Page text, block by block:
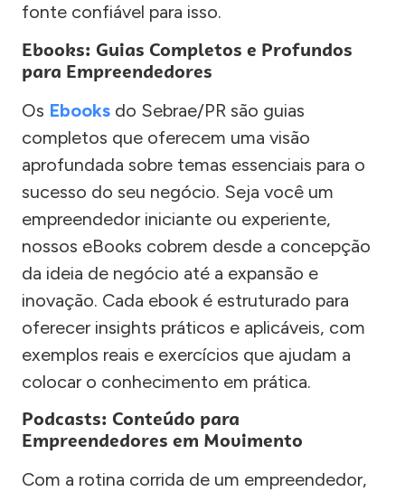
fonte confiável para isso.
Ebooks: Guias Completos e Profundos
para Empreendedores
Os Ebooks do Sebrae/PR são guias
completos que oferecem uma visão
aprofundada sobre temas essenciais para o
sucesso do seu negócio. Seja você um
empreendedor iniciante ou experiente,
nossos eBooks cobrem desde a concepção
da ideia de negócio até a expansão e
inovação. Cada ebook é estruturado para
oferecer insights práticos e aplicáveis, com
exemplos reais e exercícios que ajudam a
colocar o conhecimento em prática.
Podcasts: Conteúdo para
Empreendedores em Movimento
Com a rotina corrida de um empreendedor,